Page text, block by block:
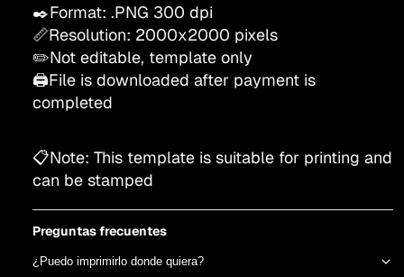
✒️Format: .PNG 300 dpi
📏Resolution: 2000x2000 pixels
✏️Not editable, template only
🖨️File is downloaded after payment is
completed
📋Note: This template is suitable for printing and
can be stamped
Preguntas frecuentes
¿Puedo imprimirlo donde quiera?